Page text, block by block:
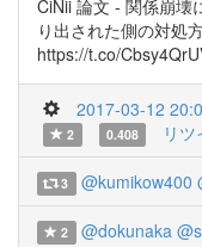
CiNii 論文 - 関係崩壊
り出された側の対処
https://t.co/
2017-03-12
2
0.408 リ
3 @kumikow400
2 @dokunaka